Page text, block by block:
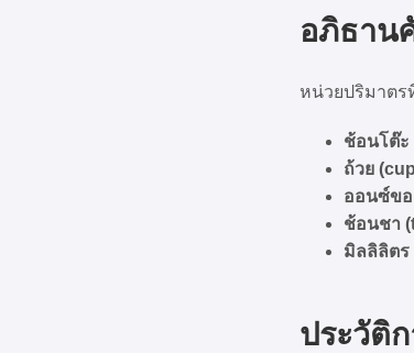
อภิธาน
หน่วยปริมาตร
ช้อนโต๊ะ
ถ้วย
ออนซ์ขอ
ช้อนชา
มิลลิลิตร
ประวัติ